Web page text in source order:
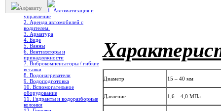
Алфавиту
1. Автоматизация и
управление
2. Аренда автомобилей с
водителем.
3. Арматура
4. Биде
5. Ванны
6. Вентиляторы и
принадлежности
7. Виброкомпенсаторы / гибкие
вставки
8. Водонагреватели
9. Водоподготовка
10. Вспомогательное
оборудование
11. Гидранты и водоразборные
колонки
Диаметр 15 – 40 мм
Давление 1,6 – 4,0 МПа